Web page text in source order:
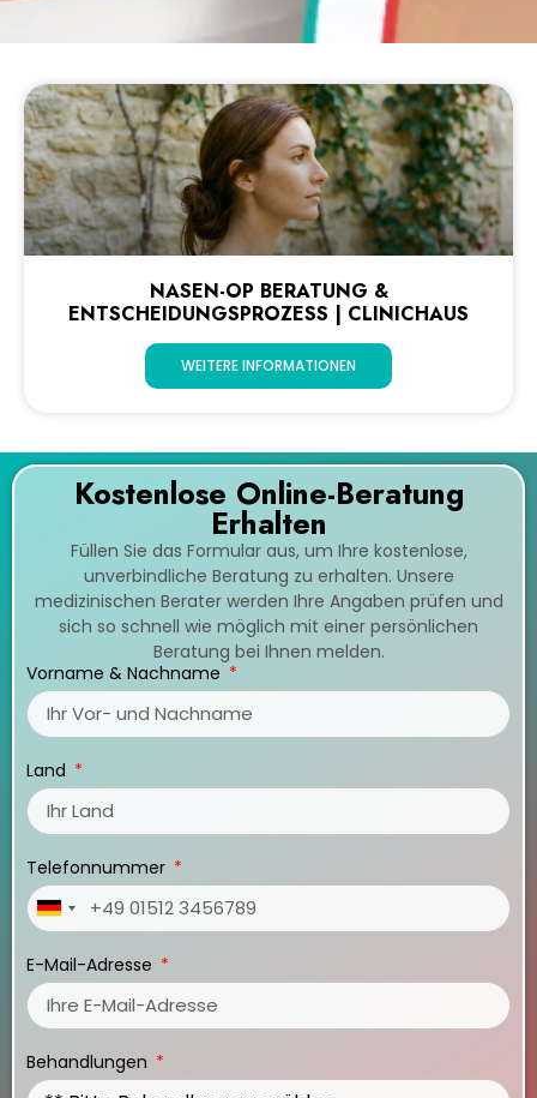
NASEN-OP BERATUNG &
ENTSCHEIDUNGSPROZESS | CLINICHAUS
WEITERE INFORMATIONEN
Kostenlose Online-Beratung
Erhalten
Füllen Sie das Formular aus, um Ihre kostenlose,
unverbindliche Beratung zu erhalten. Unsere
medizinischen Berater werden Ihre Angaben prüfen und
sich so schnell wie möglich mit einer persönlichen
Beratung bei Ihnen melden.
Vorname & Nachname
Land
Telefonnummer
Germany
E-Mail-Adresse
Behandlungen